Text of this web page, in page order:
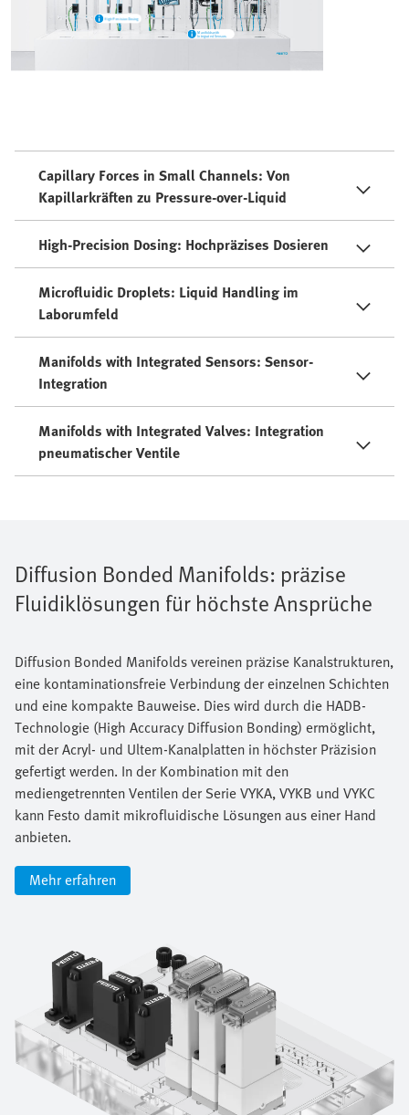
Capillary Forces in Small Channels: Von
Kapillarkräften zu Pressure-over-Liquid
High-Precision Dosing: Hochpräzises Dosieren
Microfluidic Droplets: Liquid Handling im
Laborumfeld
Manifolds with Integrated Sensors: Sensor-
Integration
Manifolds with Integrated Valves: Integration
pneumatischer Ventile
Diffusion Bonded Manifolds: präzise
Fluidiklösungen für höchste Ansprüche
Diffusion Bonded Manifolds vereinen präzise Kanalstrukturen,
eine kontaminationsfreie Verbindung der einzelnen Schichten
und eine kompakte Bauweise. Dies wird durch die HADB-
Technologie (High Accuracy Diffusion Bonding) ermöglicht,
mit der Acryl- und Ultem-Kanalplatten in höchster Präzision
gefertigt werden. In der Kombination mit den
mediengetrennten Ventilen der Serie VYKA, VYKB und VYKC
kann Festo damit mikrofluidische Lösungen aus einer Hand
anbieten.
Mehr erfahren